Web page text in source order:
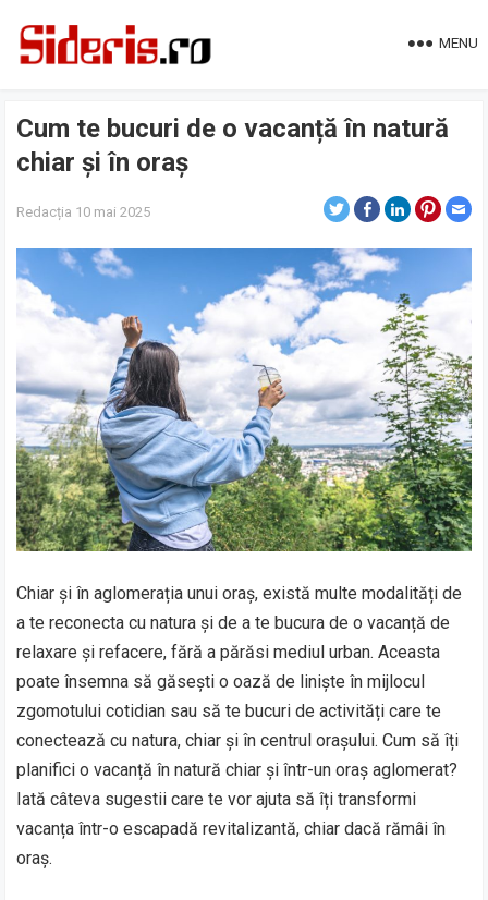
MENU
Cum te bucuri de o vacanță în natură
chiar și în oraș
Redacția 10 mai 2025
Chiar și în aglomerația unui oraș, există multe modalități de
a te reconecta cu natura și de a te bucura de o vacanță de
relaxare și refacere, fără a părăsi mediul urban. Aceasta
poate însemna să găsești o oază de liniște în mijlocul
zgomotului cotidian sau să te bucuri de activități care te
conectează cu natura, chiar și în centrul orașului. Cum să îți
planifici o vacanță în natură chiar și într-un oraș aglomerat?
Iată câteva sugestii care te vor ajuta să îți transformi
vacanța într-o escapadă revitalizantă, chiar dacă rămâi în
oraș.